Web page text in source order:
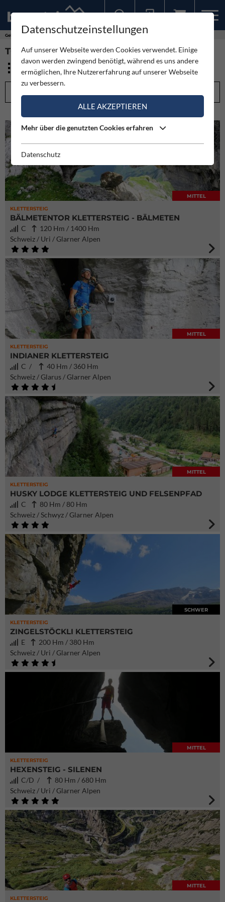
Gebirge
TOUREN - GLARNER ALPEN (8)
KLETTERSTEIG
MITTEL
BÄLMETENTOR KLETTERSTEIG - BÄLMETEN
C
120 Hm / 1400 Hm
Schweiz / Uri / Glarner Alpen
KLETTERSTEIG
MITTEL
INDIANER KLETTERSTEIG
C /
40 Hm / 360 Hm
Schweiz / Glarus / Glarner Alpen
KLETTERSTEIG
MITTEL
HUSKY LODGE KLETTERSTEIG UND FELSENPFAD
C
80 Hm / 80 Hm
Schweiz / Schwyz / Glarner Alpen
KLETTERSTEIG
SCHWER
ZINGELSTÖCKLI KLETTERSTEIG
E
200 Hm / 380 Hm
Schweiz / Uri / Glarner Alpen
KLETTERSTEIG
MITTEL
HEXENSTEIG - SILENEN
C/D /
80 Hm / 680 Hm
Schweiz / Uri / Glarner Alpen
KLETTERSTEIG
MITTEL
Datenschutzeinstellungen
Auf unserer Webseite werden Cookies verwendet. Einige
davon werden zwingend benötigt, während es uns andere
ermöglichen, Ihre Nutzererfahrung auf unserer Webseite
zu verbessern.
ALLE AKZEPTIEREN
Mehr über die genutzten Cookies erfahren
Datenschutz